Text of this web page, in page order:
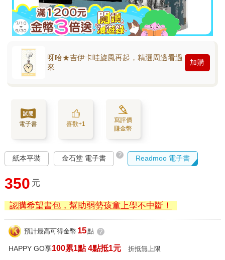
呀哈★吉伊卡哇旋風再起，精選周邊看過
來
加購
電子書 喜歡+1
寫評價
賺金幣
紙本平裝 金石堂 電子書 ? Readmoo 電子書
350 元
認購希望書包，幫助弱勢孩童上學不中斷！
預計最高可得金幣 15點 ?
HAPPY GO享100累1點 4點抵1元 折抵無上限